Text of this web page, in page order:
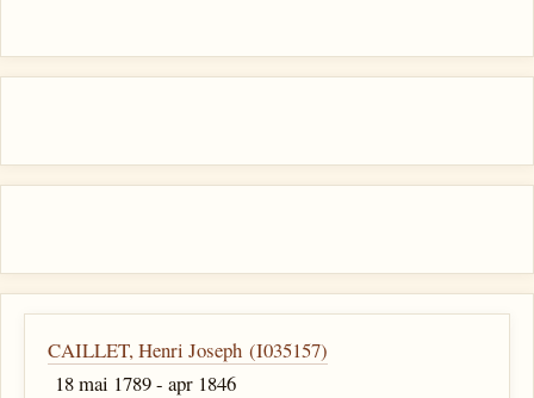
CAILLET, Henri Joseph (I035157)
18 mai 1789 - apr 1846